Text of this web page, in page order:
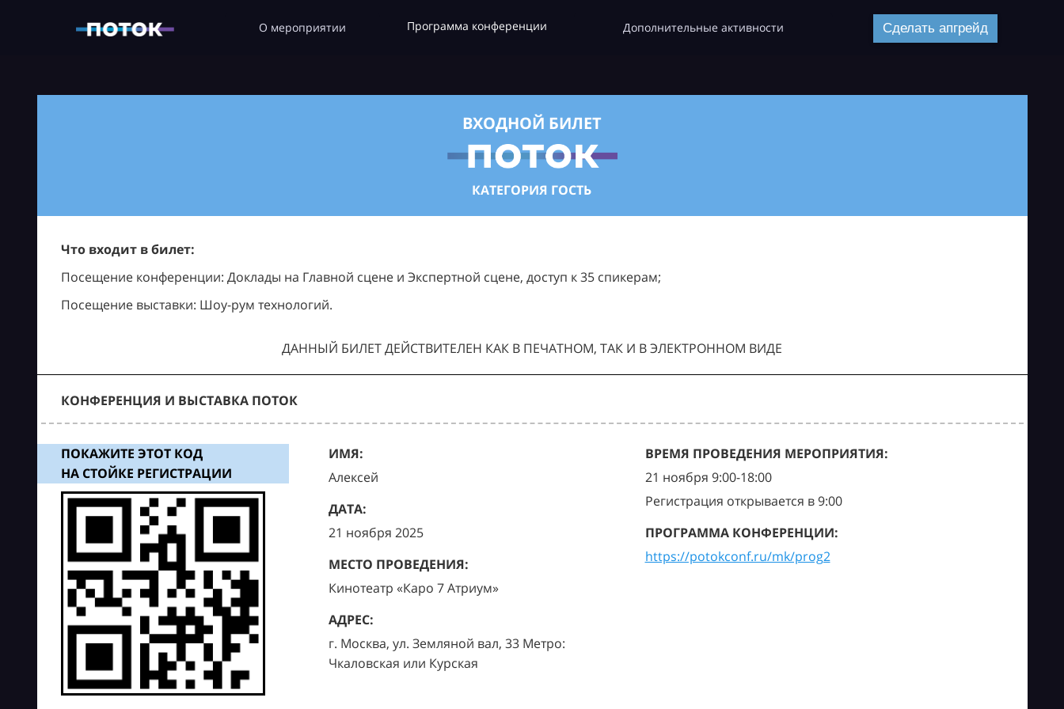
О мероприятии Программа конференции Дополнительные активности Сделать апгрейд
ВХОДНОЙ БИЛЕТ
КАТЕГОРИЯ ГОСТЬ
Что входит в билет:
Посещение конференции: Доклады на Главной сцене и Экспертной сцене, доступ к 35 спикерам;
Посещение выставки: Шоу-рум технологий.
ДАННЫЙ БИЛЕТ ДЕЙСТВИТЕЛЕН КАК В ПЕЧАТНОМ, ТАК И В ЭЛЕКТРОННОМ ВИДЕ
КОНФЕРЕНЦИЯ И ВЫСТАВКА ПОТОК
ПОКАЖИТЕ ЭТОТ КОД
НА СТОЙКЕ РЕГИСТРАЦИИ
ИМЯ:
Алексей
ДАТА:
21 ноября 2025
МЕСТО ПРОВЕДЕНИЯ:
Кинотеатр «Каро 7 Атриум»
АДРЕС:
г. Москва, ул. Земляной вал, 33 Метро:
Чкаловская или Курская
ВРЕМЯ ПРОВЕДЕНИЯ МЕРОПРИЯТИЯ:
21 ноября 9:00-18:00
Регистрация открывается в 9:00
ПРОГРАММА КОНФЕРЕНЦИИ:
https://potokconf.ru/mk/prog2